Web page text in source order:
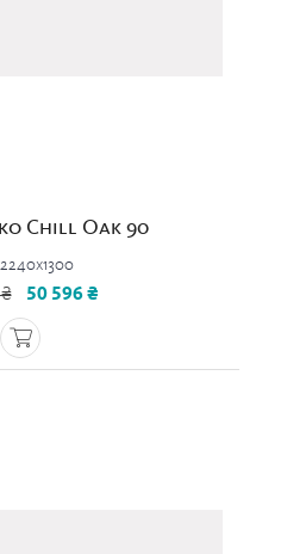
Chill Oak 90
50 596 ₴